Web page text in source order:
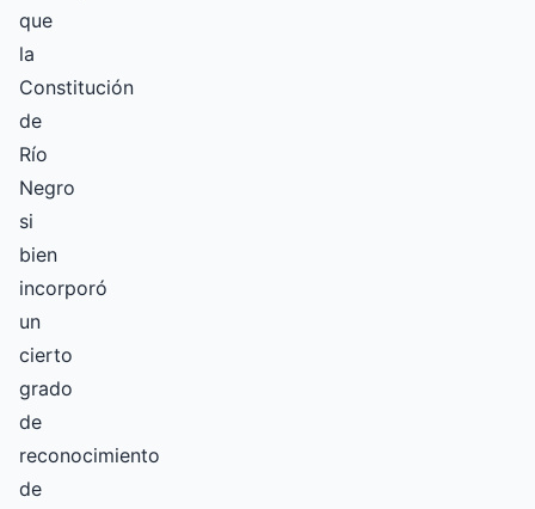
que
la
Constitución
de
Río
Negro
si
bien
incorporó
un
cierto
grado
de
reconocimiento
de